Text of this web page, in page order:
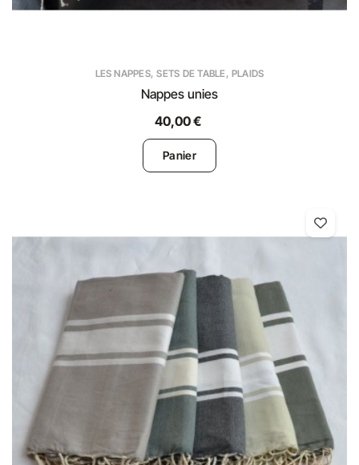
LES NAPPES, SETS DE TABLE, PLAIDS
Nappes unies
40,00 €
Panier